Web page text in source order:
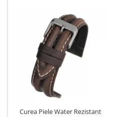
Curea Piele Water Rezistant